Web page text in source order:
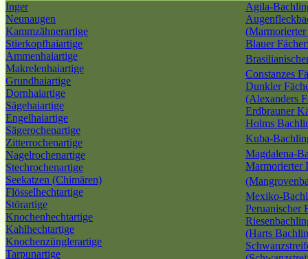
Inger
Neunaugen
Kammzähnerartige
Stierkopfhaiartige
Ammenhaiartige
Makrelenhaiartige
Grundhaiartige
Dornhaiartige
Sägehaiartige
Engelhaiartige
Sägerochenartige
Zitterrochenartige
Nagelrochenartige
Stechrochenartige
Seekatzen (Chimären)
Flösselhechtartige
Störartige
Knochenhechtartige
Kahlhechtartige
Knochenzünglerartige
Tarpunartige
Agila-
Blauer
Constanzes
Dunkler
(Alexanders
Erdbrauner
Holms
Kuba-
Magdalena-
Marmorierter
Mexiko-
Peruanischer
(Harts